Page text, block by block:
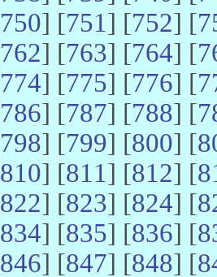
750] [751] [752] [
762] [763] [764] [
774] [775] [776] [
786] [787] [788] [
798] [799] [800] [
810] [811] [812] [
822] [823] [824] [
834] [835] [836] [
846] [847] [848] [